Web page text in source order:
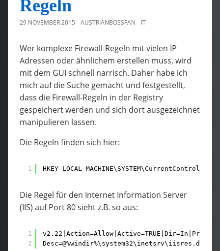
Regeln
29 NOVEMBER 2015 AUSTRIANBOSSFAN IT
Wer komplexe Firewall-Regeln mit vielen IP
Adressen oder ähnlichem erstellen muss, wird
mit dem GUI schnell narrisch. Daher habe ich
mich auf die Suche gemacht und festgestellt,
dass die Firewall-Regeln in der Registry
gespeichert werden und sich dort ausgezeichnet
manipulieren lassen.
Die Regeln finden sich hier:
1
Die Regel für den Internet Information Server
(IIS) auf Port 80 sieht z.B. so aus:
1
2
Desc=@%windir%\system32\inetsrv\iisres.dll,-